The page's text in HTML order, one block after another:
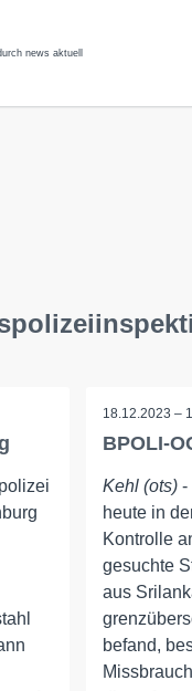
news aktuell
18.12.2023 –
BPOLI-
Kehl (ots)-
heute in
Kontrolle
gesuchte
aus
befand,